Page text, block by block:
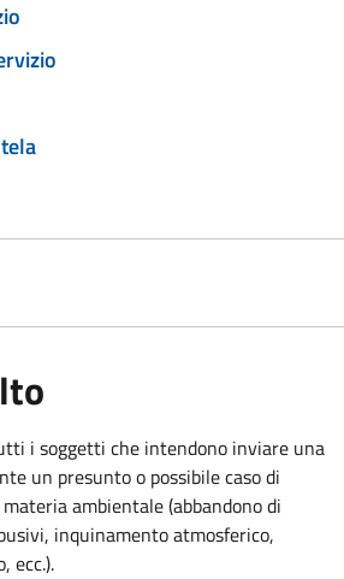
i soggetti che intendono inviare una
un presunto o possibile caso di
ambientale (abbandono di
inquinamento atmosferico,
ecc.).